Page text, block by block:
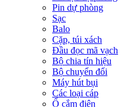
Pin dự phòng
Sạc
Balo
Cặp, túi xách
Đầu đọc mã vạch
Bộ chia tín hiệu
Bộ chuyển đổi
Máy hút bụi
Các loại cáp
Ổ cắm điện